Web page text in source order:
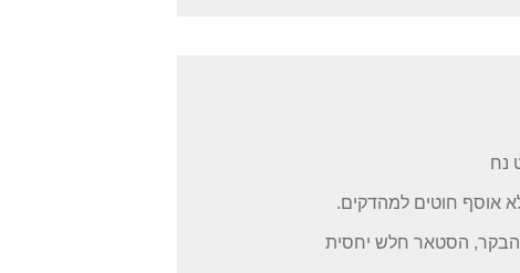
נח
עם 6 להבים שהתקלקל לו הבקר, הסטאר חלש יחסית